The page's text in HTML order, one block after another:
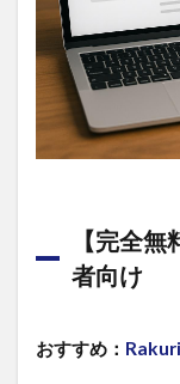
【完全
者向け
おすすめ：